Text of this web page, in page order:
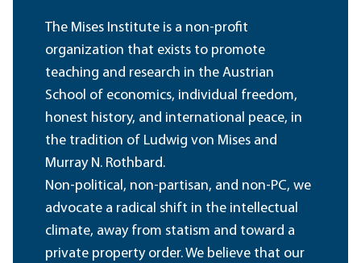
The Mises Institute is a non-profit
organization that exists to promote
teaching and research in the Austrian
School of economics, individual freedom,
honest history, and international peace, in
the tradition of Ludwig von Mises and
Murray N. Rothbard.
Non-political, non-partisan, and non-PC, we
advocate a radical shift in the intellectual
climate, away from statism and toward a
private property order. We believe that our